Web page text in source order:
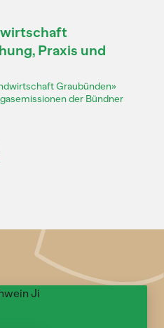
Praxis und
Graubünden»
der Bündner